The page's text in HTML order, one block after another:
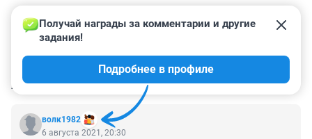
КОММЕНТАРИИ 41
волк1982
Получай награды за комментарии и другие
задания!
Подробнее в профиле
6 августа 2021, 20:30